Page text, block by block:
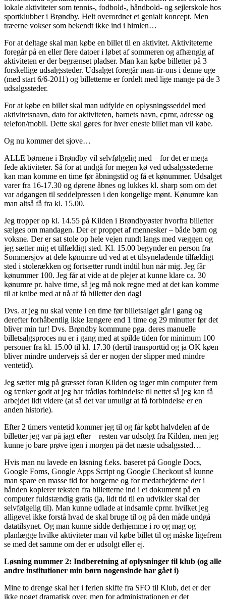
lokale aktiviteter som tennis-, fodbold-, håndbold- og sejlerskole hos
sportklubber i Brøndby. Helt overordnet et genialt koncept. Men
træerne vokser som bekendt ikke ind i himlen…
For at deltage skal man købe en billet til en aktivitet. Aktiviteterne
foregår på en eller flere datoer i løbet af sommeren og afhængig af
aktiviteten er der begrænset pladser. Man kan købe billetter på 3
forskellige udsalgssteder. Udsalget foregår man-tir-ons i denne uge
(med start 6/6-2011) og billetterne er fordelt med lige mange på de 3
udsalgssteder.
For at købe en billet skal man udfylde en oplysningsseddel med
aktivitetsnavn, dato for aktiviteten, barnets navn, cprnr, adresse og
telefon/mobil. Dette skal gøres for hver eneste billet man vil købe.
Og nu kommer det sjove…
ALLE børnene i Brøndby vil selvfølgelig med – for det er mega
fede aktiviteter. Så for at undgå for megen kø ved udsalgsstederne
kan man komme en time før åbningstid og få et kønummer. Udsalget
varer fra 16-17.30 og dørene åbnes og lukkes kl. sharp som om det
var adgangen til seddelpressen i den kongelige mønt. Kønumre kan
man altså få fra kl. 15.00.
Jeg tropper op kl. 14.55 på Kilden i Brøndbyøster hvorfra billetter
sælges om mandagen. Der er proppet af mennesker – både børn og
voksne. Der er sat stole op hele vejen rundt langs med væggen og
jeg sætter mig et tilfældigt sted. Kl. 15.00 begynder en person fra
Sommersjov at dele kønumre ud ved at et tilsyneladende tilfældigt
sted i stolerækken og fortsætter rundt indtil hun når mig. Jeg får
kønummer 100. Jeg får at vide at de plejer at kunne klare ca. 30
kønumre pr. halve time, så jeg må nok regne med at det kan komme
til at knibe med at nå af få billetter den dag!
Dvs. at jeg nu skal vente i en time før billetsalget går i gang og
derefter forhåbentlig ikke længere end 1 time og 29 minutter før det
bliver min tur! Dvs. Brøndby kommune pga. deres manuelle
billetsalgsproces nu er i gang med at spilde tiden for minimum 100
personer fra kl. 15.00 til kl. 17.30 (dertil transporttid og ja OK køen
bliver mindre undervejs så der er nogen der slipper med mindre
ventetid).
Jeg sætter mig på græsset foran Kilden og tager min computer frem
og tænker godt at jeg har trådløs forbindelse til nettet så jeg kan få
arbejdet lidt videre (at så det var umuligt at få forbindelse er en
anden historie).
Efter 2 timers ventetid kommer jeg til og får købt halvdelen af de
billetter jeg var på jagt efter – resten var udsolgt fra Kilden, men jeg
kunne jo bare prøve igen i morgen på det næste udsalgssted…
Hvis man nu lavede en løsning f.eks. baseret på Google Docs,
Google Foms, Google Apps Script og Google Checkout så kunne
man spare en masse tid for borgerne og for medarbejderne der i
hånden kopierer teksten fra billetterne ind i et dokument på en
computer fuldstændig gratis (ja, lidt tid til en udvikler skal der
selvfølgelig til). Man kunne udlade at indsamle cprnr. hvilket jeg
alligevel ikke forstå hvad de skal bruge til og på den måde undgå
datatilsynet. Og man kunne sidde derhjemme i ro og mag og
planlægge hvilke aktiviteter man vil købe billet til og måske ligefrem
se med det samme om der er udsolgt eller ej.
Løsning nummer 2: Indberetning af oplysninger til klub (og alle
andre institutioner min børn nogensinde har gået i)
Mine to drenge skal her i ferien skifte fra SFO til Klub, det er der
ikke noget dramatisk over, men for administrationen er det